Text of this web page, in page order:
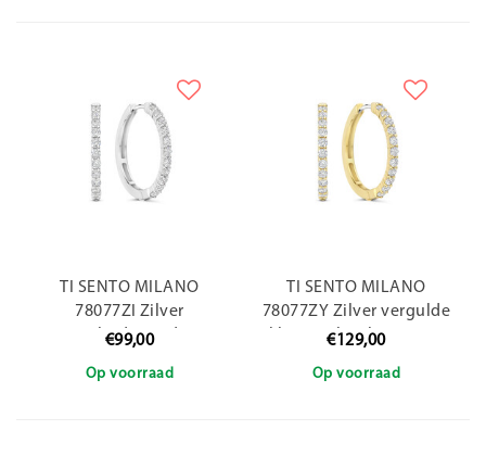
TI SENTO MILANO
78077ZI Zilver
gerhodineerde
zirconia's
€99,00
Op voorraad
TI SENTO MILANO
78077ZY Zilver vergulde
klapcreolen, bezet met
€129,00
Op voorraad